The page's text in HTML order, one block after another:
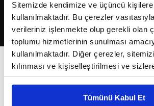
Sitemizde kendimize ve üçüncü
kullanılmaktadır. Bu çerezler
verileriniz işlenmekte olup gerekli olan
toplumu hizmetlerinin sunulması
kullanılmaktadır. Diğer çerezler,
kılınması ve kişiselleştirilmesi ve
reklam/pazarlama faaliyetlerinin
Çerezlere ilişkin tercihlerinizi çerez
Tümünü Kabul Et